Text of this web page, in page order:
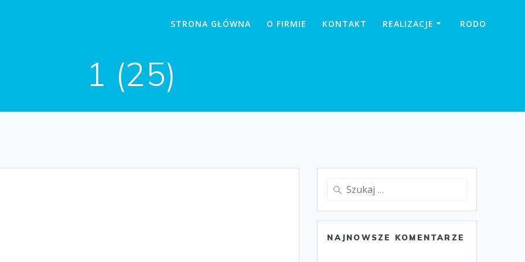
STRONA GŁÓWNA O FIRMIE KONTAKT REALIZACJE RODO
1 (25)
Szukaj:
NAJNOWSZE KOMENTARZE